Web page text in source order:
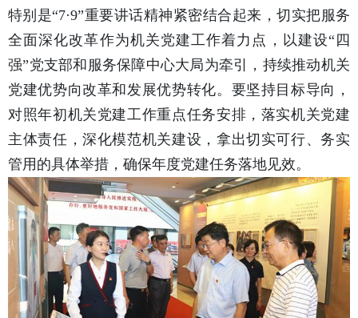
特别是“7·9”重要讲话精神紧密结合起来，切实把服务
全面深化改革作为机关党建工作着力点，以建设“四
强”党支部和服务保障中心大局为牵引，持续推动机关
党建优势向改革和发展优势转化。要坚持目标导向，
对照年初机关党建工作重点任务安排，落实机关党建
主体责任，深化模范机关建设，拿出切实可行、务实
管用的具体举措，确保年度党建任务落地见效。